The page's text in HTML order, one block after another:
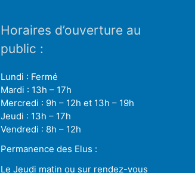
Horaires d’ouverture au
public :
Lundi : Fermé
Mardi : 13h – 17h
Mercredi : 9h – 12h et 13h – 19h
Jeudi : 13h – 17h
Vendredi : 8h – 12h
Permanence des Elus :
Le Jeudi matin ou sur rendez-vous